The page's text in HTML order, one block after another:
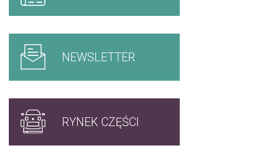
NEWSLETTER
RYNEK CZĘŚCI